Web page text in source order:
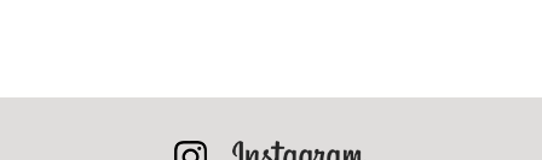
INSCRIPTION